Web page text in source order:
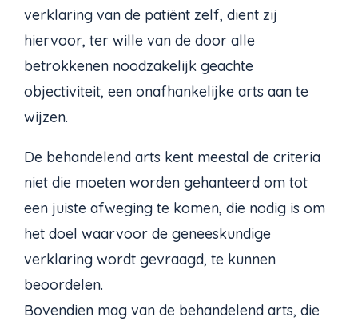
verklaring van de patiënt zelf, dient zij
hiervoor, ter wille van de door alle
betrokkenen noodzakelijk geachte
objectiviteit, een onafhankelijke arts aan te
wijzen.
De behandelend arts kent meestal de criteria
niet die moeten worden gehanteerd om tot
een juiste afweging te komen, die nodig is om
het doel waarvoor de geneeskundige
verklaring wordt gevraagd, te kunnen
beoordelen.
Bovendien mag van de behandelend arts, die